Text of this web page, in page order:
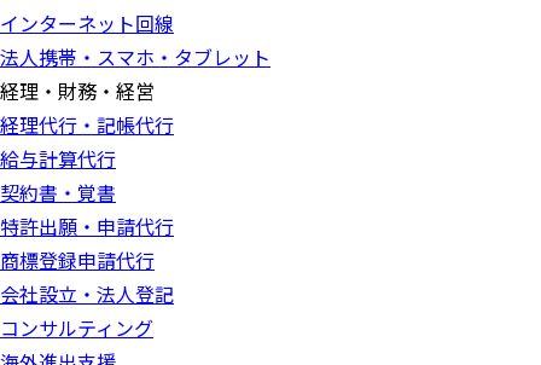
インターネット回線
法人携帯・スマホ・タブレット
経理・財務・経営
経理代行・記帳代行
給与計算代行
契約書・覚書
特許出願・申請代行
商標登録申請代行
会社設立・法人登記
コンサルティング